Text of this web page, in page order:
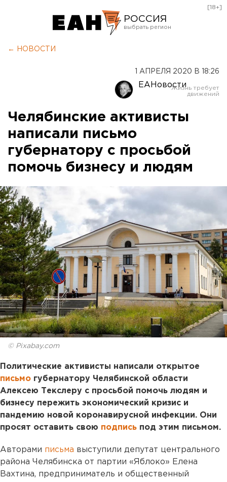
РОССИЯ
Оренбург
[18+]
← НОВОСТИ
1 АПРЕЛЯ 2020 В 18:26
ЕАНовости
Челябинские активисты
написали письмо
губернатору с просьбой
помочь бизнесу и людям
© Pixabay.com
Политические активисты написали открытое
письмо губернатору Челябинской области
Алексею Текслеру с просьбой помочь людям и
бизнесу пережить экономический кризис и
пандемию новой коронавирусной инфекции. Они
просят оставить свою подпись под этим письмом.
Авторами письма выступили депутат центрального
района Челябинска от партии «Яблоко» Елена
Вахтина, предприниматель и общественный